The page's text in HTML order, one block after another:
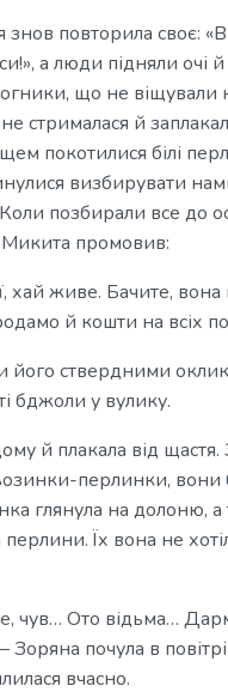
знов повторила своє:
а люди підняли очі
що не віщували
стрималася й
покотилися білі
визбирувати
позбирали все до
Микита промовив:
хай живе. Бачите, вона
й кошти на всіх
його ствердними
бджоли у вулику.
й плакала від щастя.
перлинки, вони
глянула на долоню, а
Їх вона не
чув… Ото відьма…
почула в
вчасно.